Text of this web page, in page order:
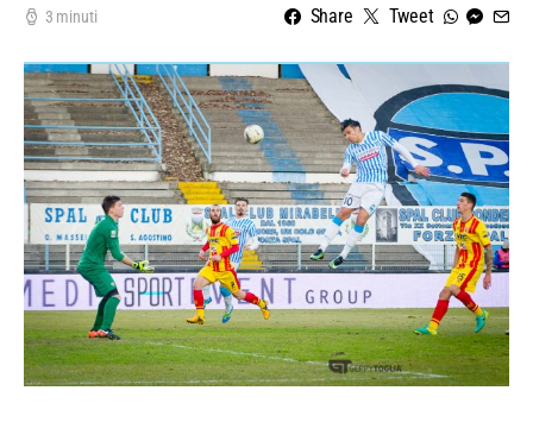
3 minuti Share Tweet